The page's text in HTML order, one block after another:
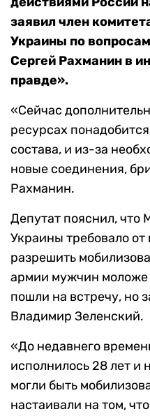
заявил член
Украины по
Сергей Рахманин в
правде».
«Сейчас
ресурсах
состава, и из-за
новые соединения,
Рахманин.
Депутат пояснил, что
Украины требовало
разрешить
армии мужчин моложе
пошли на встречу, но
Владимир Зеленский.
«До недавнего
исполнилось 28 лет и
могли быть
настаивали на том,